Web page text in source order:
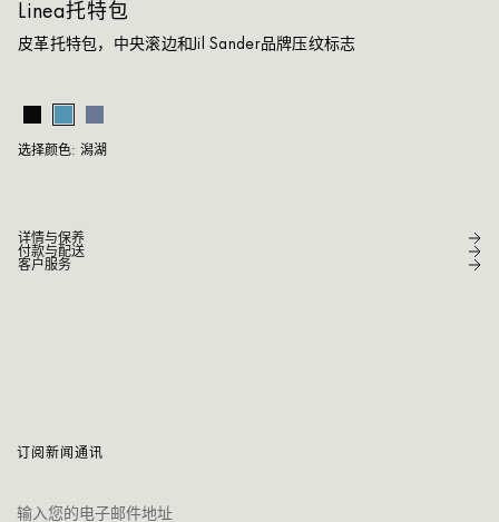
Linea托特包
皮革托特包，中央滚边和Jil Sander品牌压纹标志
选择颜色: 潟湖
详情与保养
付款与配送
客户服务
订阅新闻通讯